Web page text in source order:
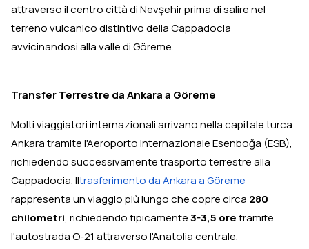
attraverso il centro città di Nevşehir prima di salire nel
terreno vulcanico distintivo della Cappadocia
avvicinandosi alla valle di Göreme.
Transfer Terrestre da Ankara a Göreme
Molti viaggiatori internazionali arrivano nella capitale turca
Ankara tramite l'Aeroporto Internazionale Esenboğa (ESB),
richiedendo successivamente trasporto terrestre alla
Cappadocia. Iltrasferimento da Ankara a Göreme
rappresenta un viaggio più lungo che copre circa 280
chilometri, richiedendo tipicamente3-3,5 oretramite
l'autostrada O-21 attraverso l'Anatolia centrale.